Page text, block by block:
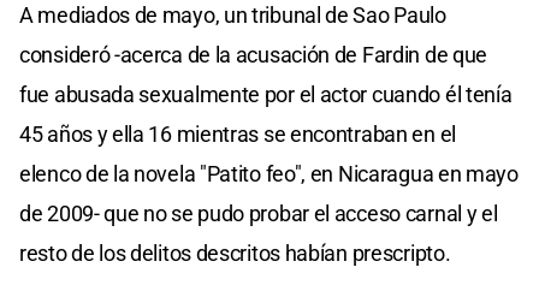
A mediados de mayo, un tribunal de Sao Paulo
consideró -acerca de la acusación de Fardin de que
fue abusada sexualmente por el actor cuando él tenía
45 años y ella 16 mientras se encontraban en el
elenco de la novela "Patito feo", en Nicaragua en mayo
de 2009- que no se pudo probar el acceso carnal y el
resto de los delitos descritos habían prescripto.